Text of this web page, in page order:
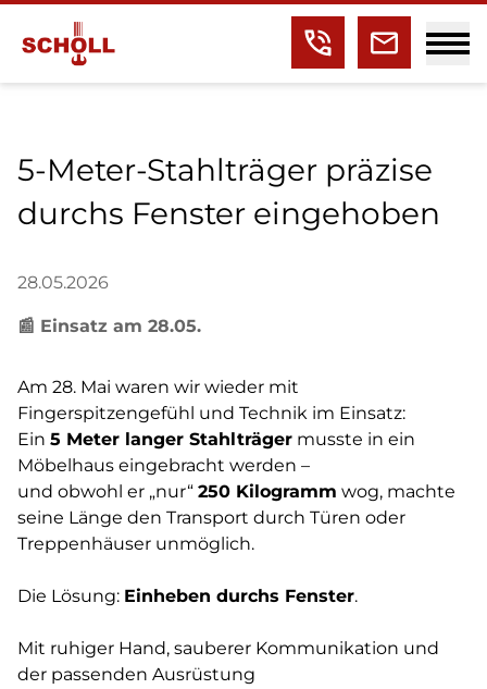
5‑Meter‑Stahlträger präzise
durchs Fenster eingehoben
28.05.2026
📰 Einsatz am 28.05.
Am 28. Mai waren wir wieder mit
Fingerspitzengefühl und Technik im Einsatz:
Ein 5 Meter langer Stahlträger musste in ein
Möbelhaus eingebracht werden –
und obwohl er „nur“ 250 Kilogramm wog, machte
seine Länge den Transport durch Türen oder
Treppenhäuser unmöglich.
Die Lösung: Einheben durchs Fenster.
Mit ruhiger Hand, sauberer Kommunikation und
der passenden Ausrüstung